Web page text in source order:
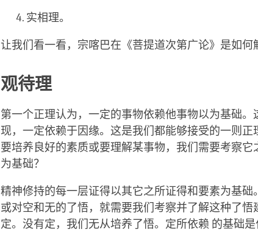
实相理。
让我们看一看，宗喀巴在《菩提道次第广论》是如何
观待理
第一个正理认为，一定的事物依赖他事物以为基础
现，一定依赖于因缘。这是我们都能够接受的一则
要培养良好的素质或要理解某事物，我们需要考察
为基础？
精神修持的每一层证得以其它之所证得和要素为基
或对空和无的了悟，就需要我们考察并了解这种了
定。没有定，我们无从培养了悟。定所依赖 的基础